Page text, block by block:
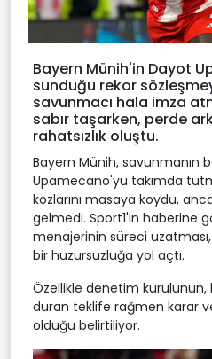
Bayern Münih'in Dayot
sunduğu rekor
savunmacı hala imza
sabır taşarken, perde
rahatsızlık oluştu.
Bayern Münih, savunmanın
Upamecano'yu takımda
kozlarını masaya koydu,
gelmedi. Sport1'in haberine
menajerinin süreci
bir huzursuzluğa yol açtı.
Özellikle denetim
duran teklife rağmen karar
olduğu belirtiliyor.